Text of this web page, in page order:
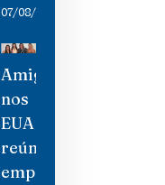
07/08/2026
Amigas
nos
EUA
reúne
empresárias